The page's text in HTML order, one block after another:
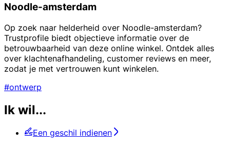
Noodle-amsterdam
Op zoek naar helderheid over Noodle-amsterdam?
Trustprofile biedt objectieve informatie over de
betrouwbaarheid van deze online winkel. Ontdek alles
over klachtenafhandeling, customer reviews en meer,
zodat je met vertrouwen kunt winkelen.
#ontwerp
Ik wil...
Een geschil indienen